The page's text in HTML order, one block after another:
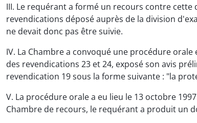
III. Le requérant a formé un recours contre
revendications déposé auprès de la division
ne devait donc pas être suivie.
IV. La Chambre a convoqué une procédure
des revendications 23 et 24, exposé son avis
revendication 19 sous la forme suivante : "la
V. La procédure orale a eu lieu le 13 octobre
Chambre de recours, le requérant a produit un